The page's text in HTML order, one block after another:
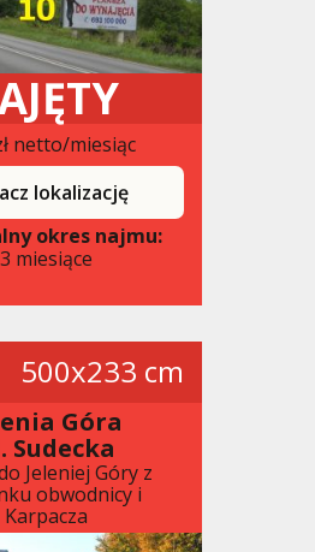
netto/miesiąc
lokalizację
okres najmu:
3 miesiące
500x233 cm
Góra
Sudecka
Jeleniej Góry z
obwodnicy i
Karpacza